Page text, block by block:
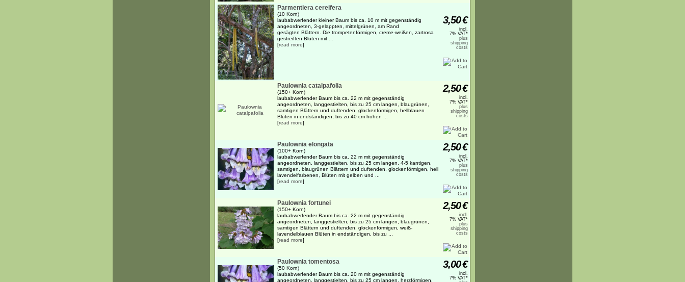
Parmentiera cereifera
(10 Korn)
laubabwerfender kleiner Baum bis ca. 10 m mit gegenständig
angeordneten, 3-gelappten, mittelgrünen, am Rand
gesägten Blättern. Die trompetenförmigen, creme-weißen, zartrosa
gestreiften Blüten mit ...
[read more]
3,50€
incl.
7% VAT*
plus
shipping
costs
Paulownia catalpafolia
(150+ Korn)
laubabwerfender Baum bis ca. 22 m mit gegenständig
angeordneten, langgestielten, bis zu 25 cm langen, blaugrünen,
samtigen Blättern und duftenden, glockenförmigen, hellblauen
Blüten in endständigen, bis zu 40 cm hohen ...
[read more]
2,50€
incl.
7% VAT*
plus
shipping
costs
Paulownia elongata
(100+ Korn)
laubabwerfender Baum bis ca. 22 m mit gegenständig
angeordneten, langgestielten, bis zu 25 cm langen, 4-5 kantigen,
samtigen, blaugrünen Blättern und duftenden, glockenförmigen, hell
lavendelfarbenen, Blüten mit gelben und ...
[read more]
2,50€
incl.
7% VAT*
plus
shipping
costs
Paulownia fortunei
(150+ Korn)
laubabwerfender Baum bis ca. 22 m mit gegenständig
angeordneten, langgestielten, bis zu 25 cm langen, blaugrünen,
samtigen Blättern und duftenden, glockenförmigen, weiß-
lavendelblauen Blüten in endständigen, bis zu ...
[read more]
2,50€
incl.
7% VAT*
plus
shipping
costs
Paulownia tomentosa
(50 Korn)
laubabwerfender Baum bis ca. 20 m mit gegenständig
angeordneten, langgestielten, bis zu 25 cm langen, herzförmigen,
3,00€
incl.
7% VAT*